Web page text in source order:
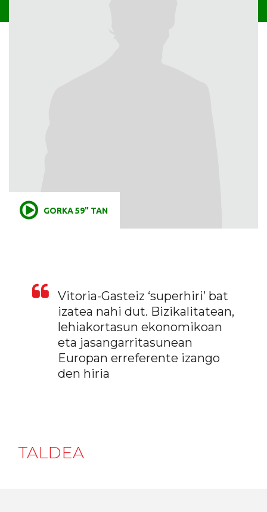
GORKA 59" TAN
Vitoria-Gasteiz ‘superhiri’ bat
izatea nahi dut. Bizikalitatean,
lehiakortasun ekonomikoan
eta jasangarritasunean
Europan erreferente izango
den hiria
TALDEA